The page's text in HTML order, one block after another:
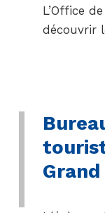
L’Office
découvrir
Grand